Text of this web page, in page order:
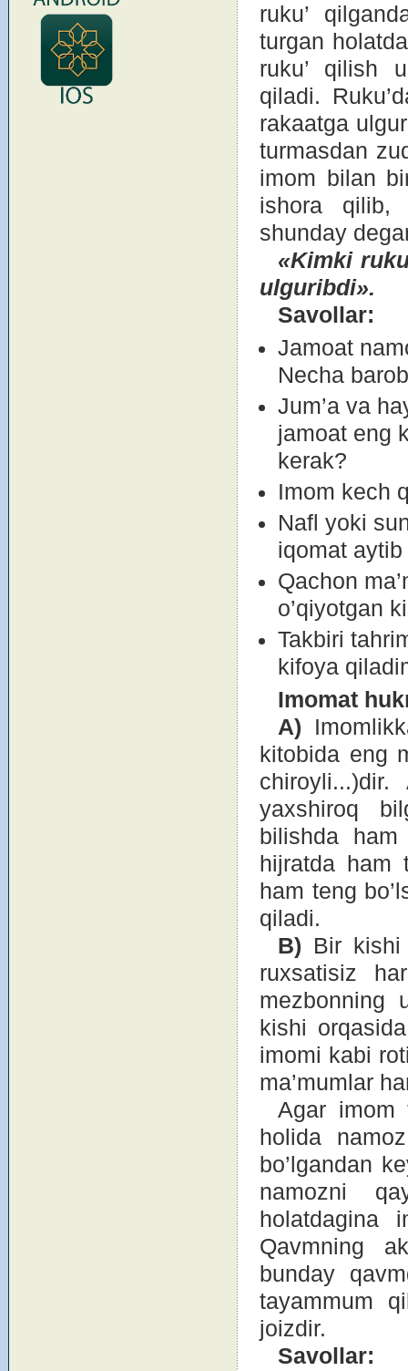
ruku’
turgan
ruku’ qilish
qiladi.
rakaatga
turmasdan
imоm bilan
ishоra qilib,
shunday
«Kimki
ulguribdi».
Savоllar:
Jamоat
Necha
Jum’a va
jamоat eng
kerak?
Imоm kech
Nafl yoki
iqоmat
Qachоn
o’qiyotgan
Takbiri
kifоya
Imоmat
A)
kitоbida eng
yaxshirоq
bilishda
hijratda ham
ham teng
qiladi.
B) Bir
ruxsatisiz
mezbоnning
kishi
imоmi kabi
ma’mumlar
Agar imоm
hоlida
bo’lgandan
namоzni
hоlatdagina
Qavmning
bunday
tayammum
jоizdir.
Savоllar: